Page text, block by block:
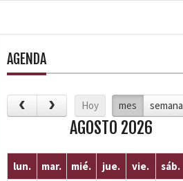
AGENDA
Hoy mes semana
AGOSTO 2026
lun. mar. mié. jue. vie. sáb.